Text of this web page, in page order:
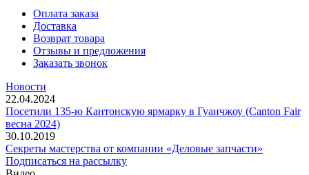
Оплата заказа
Доставка
Возврат товара
Отзывы и предложения
Заказать звонок
Новости
22.04.2024
Посетили 135-ю Кантонскую ярмарку в Гуанчжоу (Canton Fair
весна 2024)
30.10.2019
Секреты мастерства от компании «Деловые запчасти»
Подписаться на рассылку